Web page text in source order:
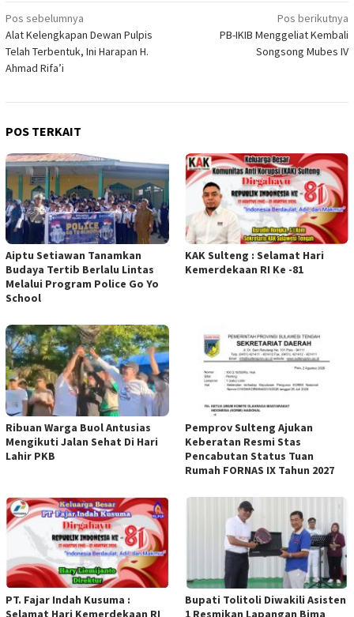
Navigasi
pos
Pos sebelumnya
Alat Kelengkapan Dewan Pulpis
Telah Terbentuk, Ini Harapan H.
Ahmad Rifa’i
Pos berikutnya
PB-IKIB Menggeliat Kembali
Songsong Mubes IV
POS TERKAIT
Aiptu Setiawan Tanamkan
Budaya Tertib Berlalu Lintas
Melalui Program Police Go Yo
School
KAK Sulteng : Selamat Hari
Kemerdekaan RI Ke -81
Ribuan Warga Buol Antusias
Mengikuti Jalan Sehat Di Hari
Lahir PKB
Pemprov Sulteng Ajukan
Keberatan Resmi Stas
Pencabutan Status Tuan
Rumah FORNAS IX Tahun 2027
PT. Fajar Indah Kusuma :
Selamat Hari Kemerdekaan RI
Bupati Tolitoli Diwakili Asisten
1 Resmikan Lapangan Bima